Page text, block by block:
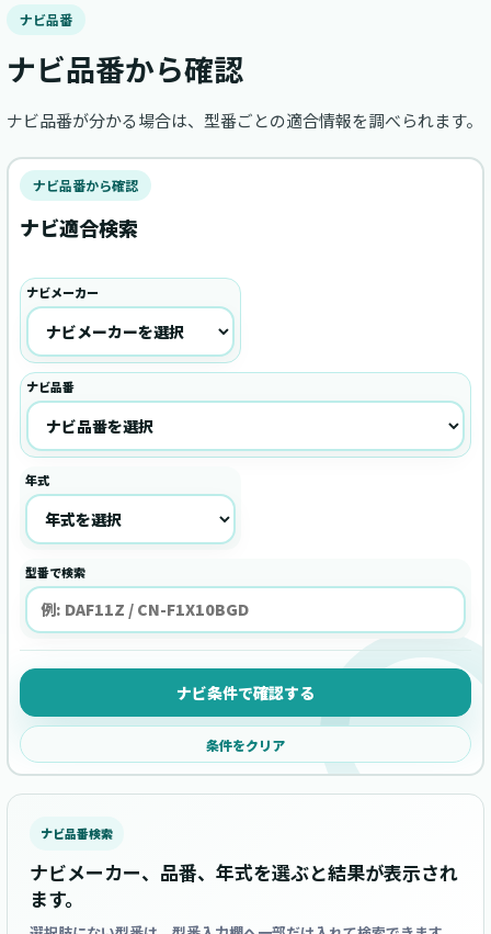
ナビ品番
ナビ品番から確認
ナビ品番が分かる場合は、型番ごとの適合情報を調べられます。
ナビ品番から確認
ナビ適合検索
ナビメーカー
ナビ品番
年式
型番で検索
ナビ条件で確認する
条件をクリア
ナビ品番検索
ナビメーカー、品番、年式を選ぶと結果が表示され
ます。